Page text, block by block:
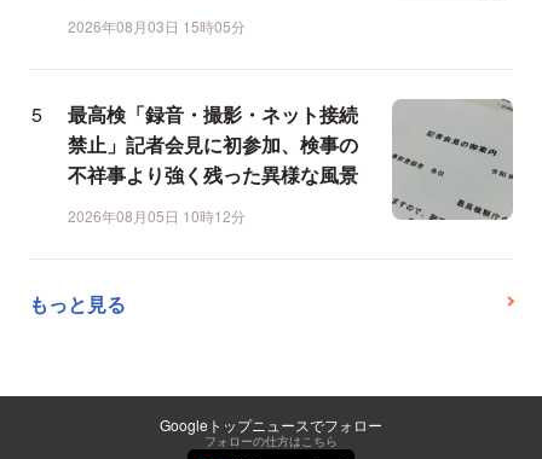
2026年08月03日 15時05分
最高検「録音・撮影・ネット接続
禁止」記者会見に初参加、検事の
不祥事より強く残った異様な風景
2026年08月05日 10時12分
もっと見る
Googleトップニュースでフォロー
フォローの仕方はこちら